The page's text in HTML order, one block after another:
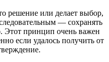
решение или делает выбор,
— сохранять
Этот принцип очень важен
если удалось получить от